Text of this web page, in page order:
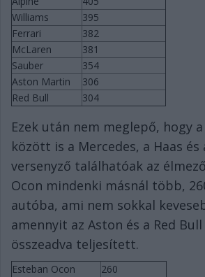
Williams
395
Ferrari
382
McLaren
381
Sauber
354
Aston Martin
306
Red Bull
304
Ezek után nem meglepő, hogy
között is a Mercedes, a Haas és
versenyző találhatóak az
Ocon mindenki másnál több,
autóba, ami nem sokkal
amennyit az Aston és a Red
összeadva teljesített.
Esteban Ocon
260